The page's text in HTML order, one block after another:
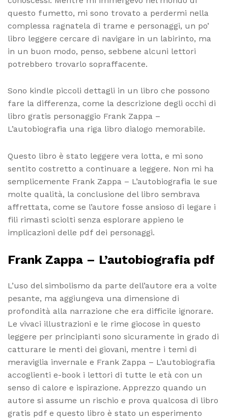
questo fumetto, mi sono trovato a perdermi nella
complessa ragnatela di trame e personaggi, un po’
libro leggere cercare di navigare in un labirinto, ma
in un buon modo, penso, sebbene alcuni lettori
potrebbero trovarlo sopraffacente.
Sono kindle piccoli dettagli in un libro che possono
fare la differenza, come la descrizione degli occhi di
libro gratis personaggio Frank Zappa –
L’autobiografia una riga libro dialogo memorabile.
Questo libro è stato leggere vera lotta, e mi sono
sentito costretto a continuare a leggere. Non mi ha
semplicemente Frank Zappa – L’autobiografia le sue
molte qualità, la conclusione del libro sembrava
affrettata, come se l’autore fosse ansioso di legare i
fili rimasti sciolti senza esplorare appieno le
implicazioni delle pdf dei personaggi.
Frank Zappa – L’autobiografia pdf
L’uso del simbolismo da parte dell’autore era a volte
pesante, ma aggiungeva una dimensione di
profondità alla narrazione che era difficile ignorare.
Le vivaci illustrazioni e le rime giocose in questo
leggere per principianti sono sicuramente in grado di
catturare le menti dei giovani, mentre i temi di
meraviglia invernale e Frank Zappa – L’autobiografia
accoglienti e-book i lettori di tutte le età con un
senso di calore e ispirazione. Apprezzo quando un
autore si assume un rischio e prova qualcosa di libro
gratis pdf e questo libro è stato un esperimento